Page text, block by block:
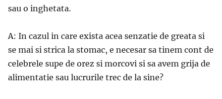
sau o inghetata.
A: In cazul in care exista acea senzatie de greata si
se mai si strica la stomac, e necesar sa tinem cont de
celebrele supe de orez si morcovi si sa avem grija de
alimentatie sau lucrurile trec de la sine?